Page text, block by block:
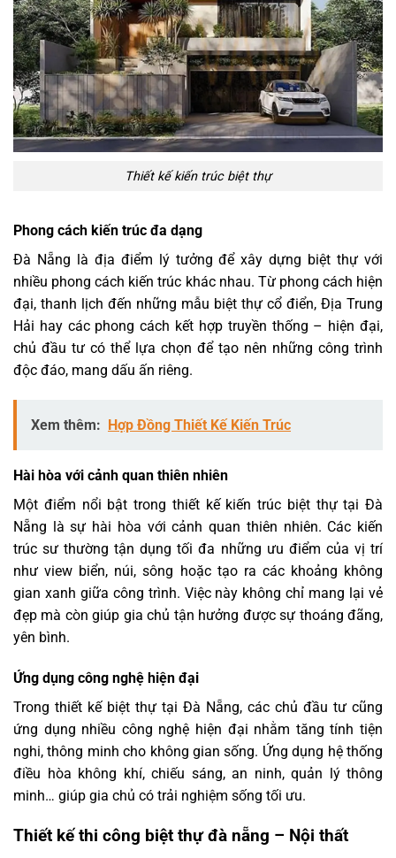
Thiết kế kiến trúc biệt thự
Phong cách kiến trúc đa dạng
Đà Nẵng là địa điểm lý tưởng để xây dựng biệt thự với
nhiều phong cách kiến trúc khác nhau. Từ phong cách hiện
đại, thanh lịch đến những mẫu biệt thự cổ điển, Địa Trung
Hải hay các phong cách kết hợp truyền thống – hiện đại,
chủ đầu tư có thể lựa chọn để tạo nên những công trình
độc đáo, mang dấu ấn riêng.
Xem thêm: Hợp Đồng Thiết Kế Kiến Trúc
Hài hòa với cảnh quan thiên nhiên
Một điểm nổi bật trong thiết kế kiến trúc biệt thự tại Đà
Nẵng là sự hài hòa với cảnh quan thiên nhiên. Các kiến
trúc sư thường tận dụng tối đa những ưu điểm của vị trí
như view biển, núi, sông hoặc tạo ra các khoảng không
gian xanh giữa công trình. Việc này không chỉ mang lại vẻ
đẹp mà còn giúp gia chủ tận hưởng được sự thoáng đãng,
yên bình.
Ứng dụng công nghệ hiện đại
Trong thiết kế biệt thự tại Đà Nẵng, các chủ đầu tư cũng
ứng dụng nhiều công nghệ hiện đại nhằm tăng tính tiện
nghi, thông minh cho không gian sống. Ứng dụng hệ thống
điều hòa không khí, chiếu sáng, an ninh, quản lý thông
minh… giúp gia chủ có trải nghiệm sống tối ưu.
Thiết kế thi công biệt thự đà nẵng – Nội thất